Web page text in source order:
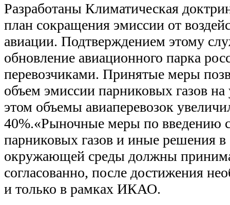
Разработаны Климатическая
план сокращения эмиссии от
авиации. Подтверждением этому
обновление авиационного парка
перевозчиками. Принятые меры
объем эмиссии парниковых газов на
этом объемы авиаперевозок
40%.«Рыночные меры по введению
парниковых газов и иные решения
окружающей среды должны
согласованно, после достижения
и только в рамках ИКАО.